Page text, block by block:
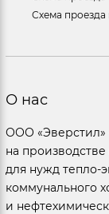
Схема проезда
О нас
ООО «Эверстил»
на
для нужд тепло-
коммунального
и